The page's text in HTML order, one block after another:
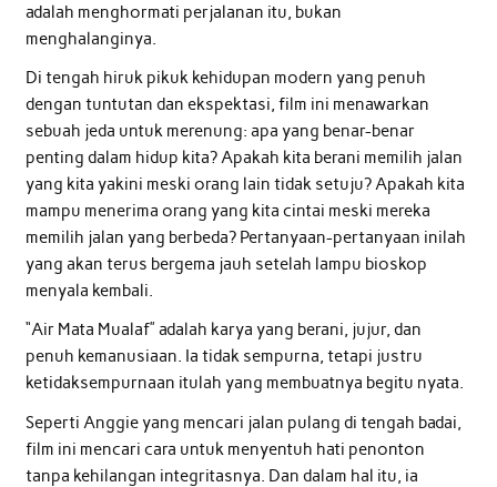
adalah menghormati perjalanan itu, bukan
menghalanginya.
Di tengah hiruk pikuk kehidupan modern yang penuh
dengan tuntutan dan ekspektasi, film ini menawarkan
sebuah jeda untuk merenung: apa yang benar-benar
penting dalam hidup kita? Apakah kita berani memilih jalan
yang kita yakini meski orang lain tidak setuju? Apakah kita
mampu menerima orang yang kita cintai meski mereka
memilih jalan yang berbeda? Pertanyaan-pertanyaan inilah
yang akan terus bergema jauh setelah lampu bioskop
menyala kembali.
“Air Mata Mualaf” adalah karya yang berani, jujur, dan
penuh kemanusiaan. Ia tidak sempurna, tetapi justru
ketidaksempurnaan itulah yang membuatnya begitu nyata.
Seperti Anggie yang mencari jalan pulang di tengah badai,
film ini mencari cara untuk menyentuh hati penonton
tanpa kehilangan integritasnya. Dan dalam hal itu, ia